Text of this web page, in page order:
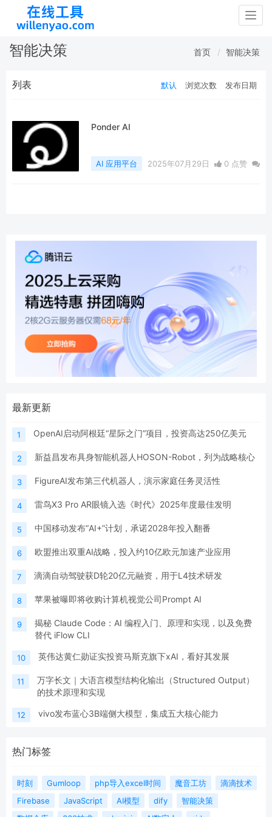
智能决策 首页 智能决策
列表 默认 浏览次数 发布日期
Ponder AI
AI 应用平台 2025年07月29日
0 点赞
最新更新
1 OpenAI启动阿根廷“星际之门”项目，投资高达250亿美元
2 新益昌发布具身智能机器人HOSON-Robot，列为战略核心
3 FigureAI发布第三代机器人，演示家庭任务灵活性
4 雷鸟X3 Pro AR眼镜入选《时代》2025年度最佳发明
5 中国移动发布“AI+”计划，承诺2028年投入翻番
6 欧盟推出双重AI战略，投入约10亿欧元加速产业应用
7 滴滴自动驾驶获D轮20亿元融资，用于L4技术研发
8 苹果被曝即将收购计算机视觉公司Prompt AI
9
揭秘 Claude Code：AI 编程入门、原理和实现，以及免费
替代 iFlow CLI
10 英伟达黄仁勋证实投资马斯克旗下xAI，看好其发展
11
万字长文｜大语言模型结构化输出（Structured Output）
的技术原理和实现
12 vivo发布蓝心3B端侧大模型，集成五大核心能力
热门标签
时刻 Gumloop php导入excel时间 魔音工坊
滴滴技术
Firebase
JavaScript AI模型 dify
智能决策